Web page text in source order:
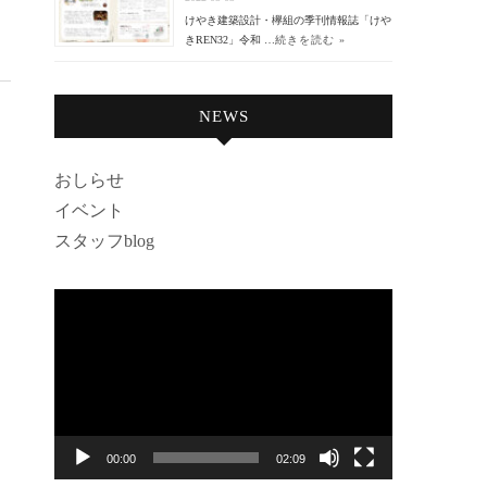
けやき建築設計・欅組の季刊情報誌「けや
きREN32」令和 … 続きを読む »
NEWS
おしらせ
イベント
スタッフblog
00:00 02:09